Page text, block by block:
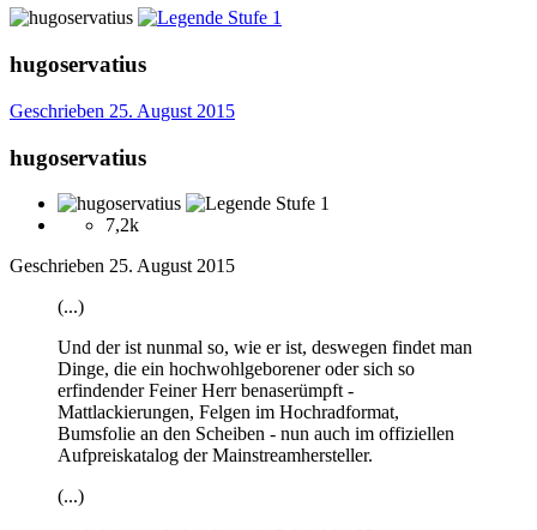
hugoservatius
Geschrieben 25. August 2015
hugoservatius
7,2k
Geschrieben 25. August 2015
(...)
Und der ist nunmal so, wie er ist, deswegen findet man
Dinge, die ein hochwohlgeborener oder sich so
erfindender Feiner Herr benaserümpft -
Mattlackierungen, Felgen im Hochradformat,
Bumsfolie an den Scheiben - nun auch im offiziellen
Aufpreiskatalog der Mainstreamhersteller.
(...)